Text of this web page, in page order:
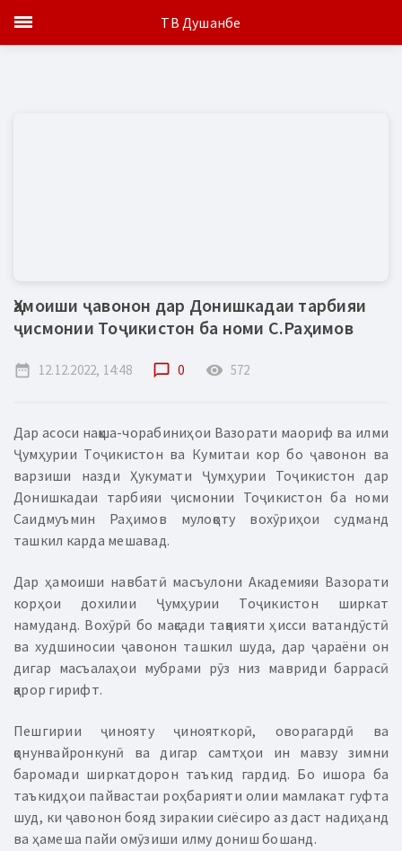
Ҳамоиши ҷавонон дар Донишкадаи тарбияи
ҷисмонии Тоҷикистон ба номи С.Раҳимов
date_range 12.12.2022, 14:48 chat_bubble_outline 0 remove_red_eye 572
Дар асоси нақша-чорабиниҳои Вазорати маориф ва илми
Ҷумҳурии Тоҷикистон ва Кумитаи кор бо ҷавонон ва
варзиши назди Ҳукумати Ҷумҳурии Тоҷикистон дар
Донишкадаи тарбияи ҷисмонии Тоҷикистон ба номи
Саидмуъмин Раҳимов мулоқоту вохӯриҳои судманд
ташкил карда мешавад.
Дар ҳамоиши навбатӣ масъулони Академияи Вазорати
корҳои дохилии Ҷумҳурии Тоҷикистон ширкат
намуданд. Вохӯрӣ бо мақсади тақвияти ҳисси ватандӯстӣ
ва худшиносии ҷавонон ташкил шуда, дар ҷараёни он
дигар масъалаҳои мубрами рӯз низ мавриди баррасӣ
қарор гирифт.
Пешгирии ҷинояту ҷинояткорӣ, оворагардӣ ва
қонунвайронкунӣ ва дигар самтҳои ин мавзу зимни
баромади ширкатдорон таъкид гардид. Бо ишора ба
таъкидҳои пайвастаи роҳбарияти олии мамлакат гуфта
шуд, ки ҷавонон бояд зиракии сиёсиро аз даст надиҳанд
ва ҳамеша пайи омӯзиши илму дониш бошанд.
ТВ Душанбе